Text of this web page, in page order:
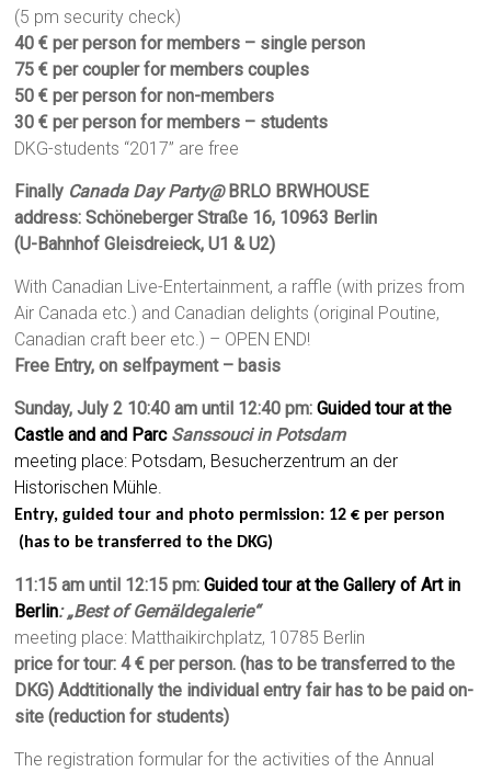
(5 pm security check)
40 € per person for members – single person
75 € per coupler for members couples
50 € per person for non-members
30 € per person for members – students
DKG-students “2017” are free
Finally Canada Day Party@BRLO BRWHOUSE
address: Schöneberger Straße 16, 10963 Berlin
(U-Bahnhof Gleisdreieck, U1 & U2)
With Canadian Live-Entertainment, a raffle (with prizes from
Air Canada etc.) and Canadian delights (original Poutine,
Canadian craft beer etc.) – OPEN END!
Free Entry, on selfpayment – basis
Sunday, July 2 10:40 am until 12:40 pm:Guided tour at the
Castle and and Parc Sanssouci in Potsdam
meeting place: Potsdam, Besucherzentrum an der
Historischen Mühle.
Entry, guided tour and photo permission: 12 € per person
(has to be transferred to the DKG)
11:15 am until 12:15 pm:Guided tour at the Gallery of Art in
Berlin: „Best of Gemäldegalerie“
meeting place: Matthaikirchplatz, 10785 Berlin
price for tour: 4 € per person. (has to be transferred to the
DKG) Addtitionally the individual entry fair has to be paid on-
site (reduction for students)
The registration formular for the activities of the Annual